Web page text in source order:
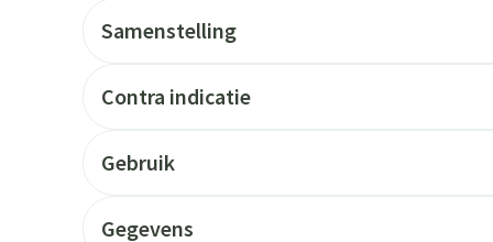
Samenstelling
Contra indicatie
Gebruik
Gegevens